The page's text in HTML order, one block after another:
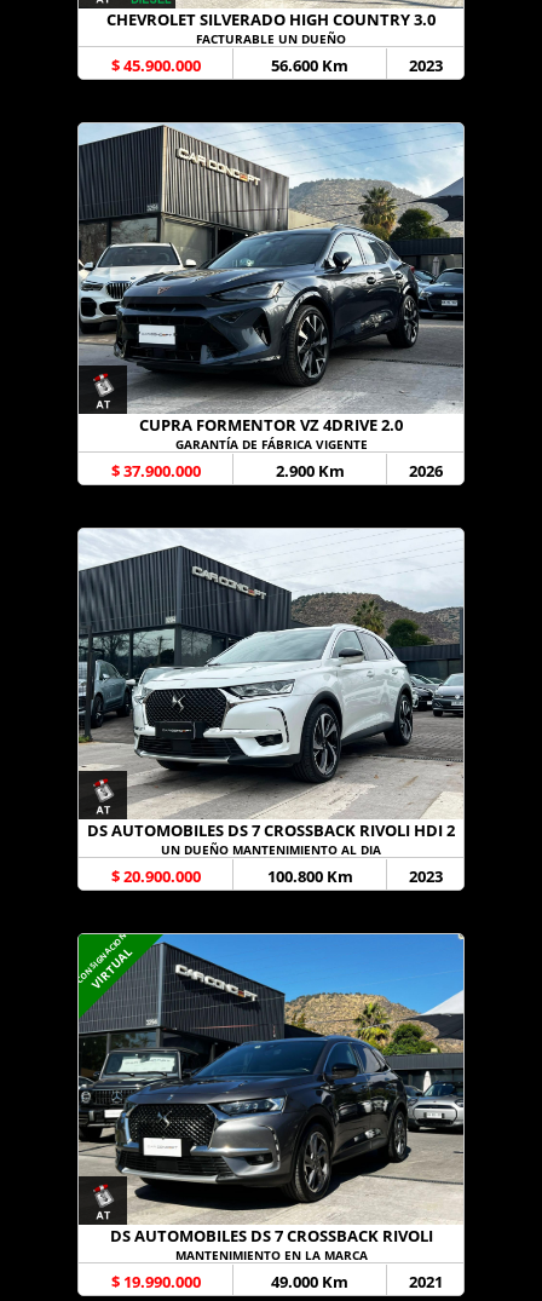
CHEVROLET SILVERADO HIGH COUNTRY 3.0
FACTURABLE UN DUEÑO
$ 45.900.000 56.600 Km 2023
CUPRA FORMENTOR VZ 4DRIVE 2.0
GARANTÍA DE FÁBRICA VIGENTE
$ 37.900.000 2.900 Km 2026
DS AUTOMOBILES DS 7 CROSSBACK RIVOLI HDI 2
UN DUEÑO MANTENIMIENTO AL DIA
$ 20.900.000 100.800 Km 2023
CONSIGNACION
VIRTUAL
DS AUTOMOBILES DS 7 CROSSBACK RIVOLI
MANTENIMIENTO EN LA MARCA
$ 19.990.000 49.000 Km 2021